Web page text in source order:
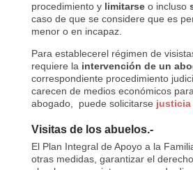
procedimiento y limitarseo incluso
caso de que se considere que es
menor o en incapaz.
Para establecerel régimen de
requiere la intervención de un
correspondiente procedimiento
carecen de medios económicos
abogado, puede solicitarse justicia
Visitas de los abuelos.-
El Plan Integral de Apoyo a la
otras medidas, garantizar el